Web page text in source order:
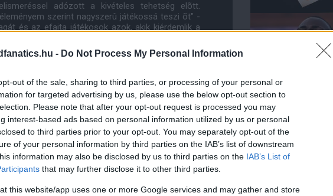
- Do Not Process My Personal Information
out of the sale, sharing to third parties, or processing of your personal or
for targeted advertising by us, please use the below opt-out section to
Please note that after your opt-out request is processed you may
interest-based ads based on personal information utilized by us or personal
to third parties prior to your opt-out. You may separately opt-out of the
of your personal information by third parties on the IAB’s list of downstream
information may also be disclosed by us to third parties on the IAB’s List of
that may further disclose it to other third parties.
this website/app uses one or more Google services and may gather and store
adózott a kivételes tehetség elõtt.
szerint nagyszerû játékossá teszi õt" -
és az efajta játékosok azok, akik kiérdemlik a
múlta felül a holland válogatottat, viszont
megnyerni, amikor a Feyenoord
az UEFA Kupa döntõjében, majd 3 évvel
ellenében, 11-esekkel Cardiffban. Akkor a
büntetõjét, azonban egy Community
színeiben.
fog éremgyûjteménye, amint átmegy az orvosi
jutnak, így biztosítva Sir Alex számára egy